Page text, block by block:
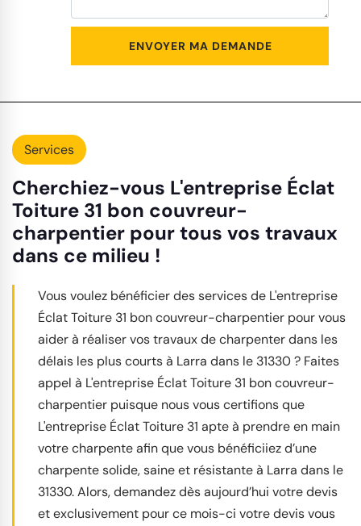
Services
Cherchiez-vous L'entreprise Éclat
Toiture 31 bon couvreur-
charpentier pour tous vos travaux
dans ce milieu !
Vous voulez bénéficier des services de L'entreprise
Éclat Toiture 31 bon couvreur-charpentier pour vous
aider à réaliser vos travaux de charpenter dans les
délais les plus courts à Larra dans le 31330 ? Faites
appel à L'entreprise Éclat Toiture 31 bon couvreur-
charpentier puisque nous vous certifions que
L'entreprise Éclat Toiture 31 apte à prendre en main
votre charpente afin que vous bénéficiiez d’une
charpente solide, saine et résistante à Larra dans le
31330. Alors, demandez dès aujourd’hui votre devis
et exclusivement pour ce mois-ci votre devis vous